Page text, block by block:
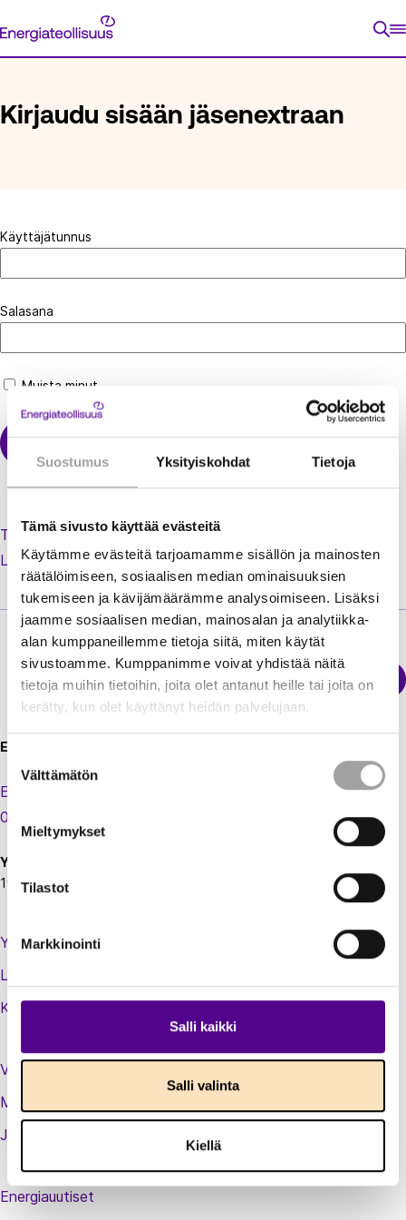
Suostumus Yksityiskohdat Tietoja
Tämä sivusto käyttää evästeitä
Käytämme evästeitä tarjoamamme sisällön ja mainosten
räätälöimiseen, sosiaalisen median ominaisuuksien
tukemiseen ja kävijämäärämme analysoimiseen. Lisäksi
jaamme sosiaalisen median, mainosalan ja analytiikka-
alan kumppaneillemme tietoja siitä, miten käytät
sivustoamme. Kumppanimme voivat yhdistää näitä
tietoja muihin tietoihin, joita olet antanut heille tai joita on
kerätty, kun olet käyttänyt heidän palvelujaan.
Suostumuksen
valinta
Välttämätön
Mieltymykset
Tilastot
Markkinointi
Salli kaikki
Salli valinta
Kiellä
suoraan
Energiateollisuus
ETUSIVU
Kirjaudu sisään jäsenextraan
Käyttäjätunnus
Salasana
Muista minut
Tilaa uusi salasana unohtuneen tilalle
Luo käyttäjätili jäsenextraan
Energiateollisuus
Sähkökatkokartta
Energiateollisuus ry
Eteläranta 10,
00130 Helsinki
Y-tunnus:
1924697-5
Yhteystiedot
Laskutustiedot
Kirjaudu sisään jäsenextraan
Vastuullisuusteot
Medialle
Jäsenluettelo
Energiauutiset